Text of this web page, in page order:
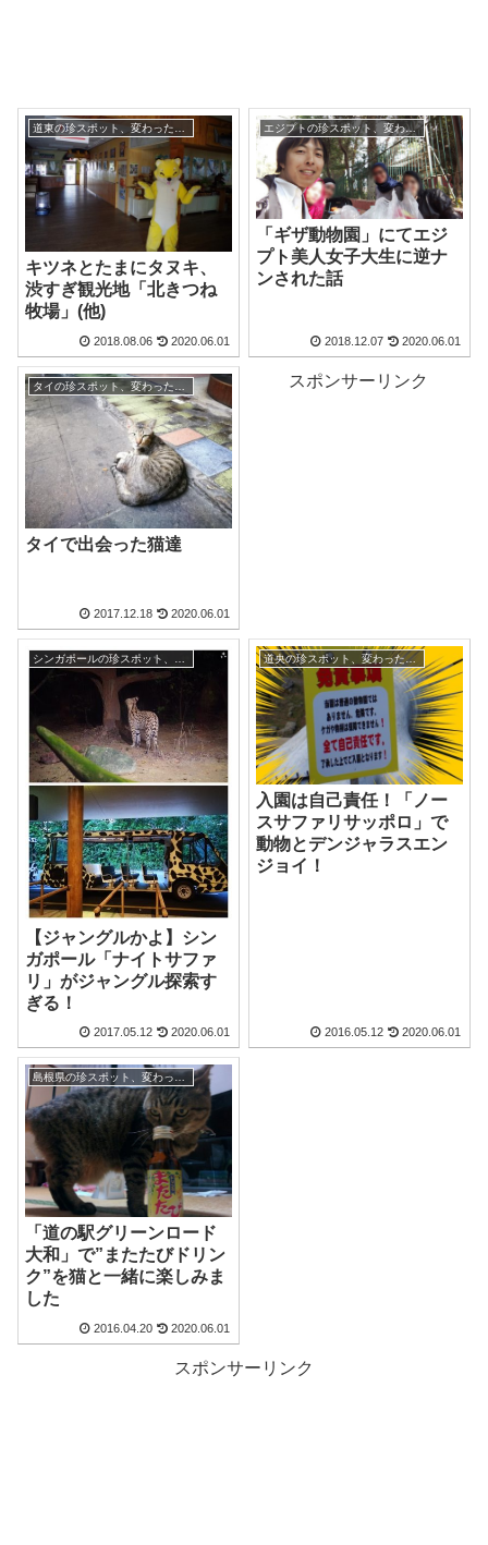
キツネとたまにタヌキ、
渋すぎ観光地「北きつね
牧場」(他)
2018.08.06 2020.06.01
エジプトの珍スポット、変わった観光地
「ギザ動物園」にてエジ
プト美人女子大生に逆ナ
ンされた話
2018.12.07 2020.06.01
タイで出会った猫達
2017.12.18 2020.06.01
スポンサーリンク
シンガポールの珍スポット、変わった観光地
【ジャングルかよ】シン
ガポール「ナイトサファ
リ」がジャングル探索す
ぎる！
2017.05.12 2020.06.01
道央の珍スポット、変わった観光地
入園は自己責任！「ノー
スサファリサッポロ」で
動物とデンジャラスエン
ジョイ！
2016.05.12 2020.06.01
島根県の珍スポット、変わった観光地
「道の駅グリーンロード
大和」で”またたびドリン
ク”を猫と一緒に楽しみま
した
2016.04.20 2020.06.01
スポンサーリンク